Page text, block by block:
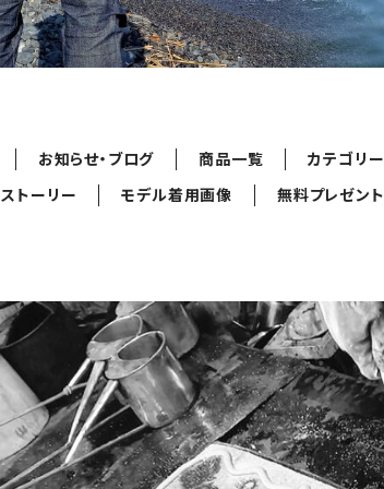
お知らせ・ブログ 商品一覧 カテゴリー
ストーリー モデル着用画像 無料プレゼント